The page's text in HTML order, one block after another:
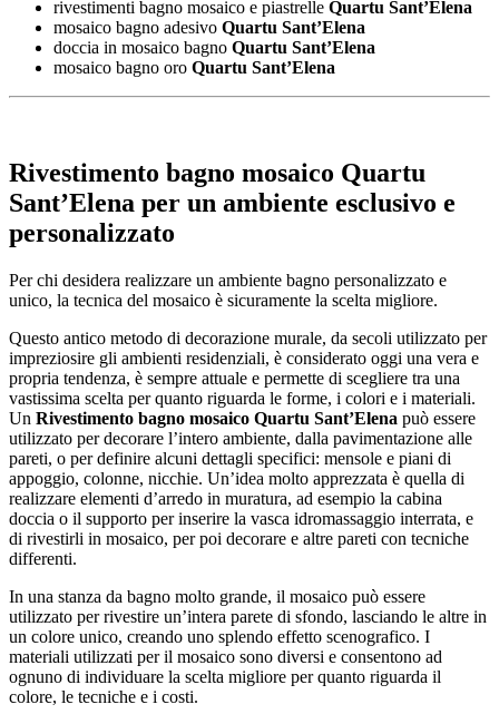
rivestimenti bagno mosaico e piastrelle Quartu Sant’Elena
mosaico bagno adesivo Quartu Sant’Elena
doccia in mosaico bagno Quartu Sant’Elena
mosaico bagno oro Quartu Sant’Elena
Rivestimento bagno mosaico Quartu
Sant’Elena per un ambiente esclusivo e
personalizzato
Per chi desidera realizzare un ambiente bagno personalizzato e
unico, la tecnica del mosaico è sicuramente la scelta migliore.
Questo antico metodo di decorazione murale, da secoli utilizzato per
impreziosire gli ambienti residenziali, è considerato oggi una vera e
propria tendenza, è sempre attuale e permette di scegliere tra una
vastissima scelta per quanto riguarda le forme, i colori e i materiali.
Un Rivestimento bagno mosaico Quartu Sant’Elena può essere
utilizzato per decorare l’intero ambiente, dalla pavimentazione alle
pareti, o per definire alcuni dettagli specifici: mensole e piani di
appoggio, colonne, nicchie. Un’idea molto apprezzata è quella di
realizzare elementi d’arredo in muratura, ad esempio la cabina
doccia o il supporto per inserire la vasca idromassaggio interrata, e
di rivestirli in mosaico, per poi decorare e altre pareti con tecniche
differenti.
In una stanza da bagno molto grande, il mosaico può essere
utilizzato per rivestire un’intera parete di sfondo, lasciando le altre in
un colore unico, creando uno splendo effetto scenografico. I
materiali utilizzati per il mosaico sono diversi e consentono ad
ognuno di individuare la scelta migliore per quanto riguarda il
colore, le tecniche e i costi.